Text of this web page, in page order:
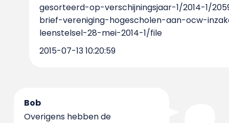
gesorteerd-op-verschijningsjaar-1/2014-1/
brief-vereniging-hogescholen-aan-ocw-
leenstelsel-28-mei-2014-1/file
2015-07-13 10:20:59
Bob
Overigens hebben de